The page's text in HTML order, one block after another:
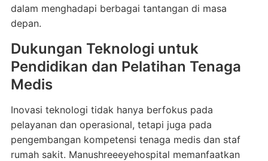
dalam menghadapi berbagai tantangan di masa
depan.
Dukungan Teknologi untuk
Pendidikan dan Pelatihan Tenaga
Medis
Inovasi teknologi tidak hanya berfokus pada
pelayanan dan operasional, tetapi juga pada
pengembangan kompetensi tenaga medis dan staf
rumah sakit. Manushreeeyehospital memanfaatkan